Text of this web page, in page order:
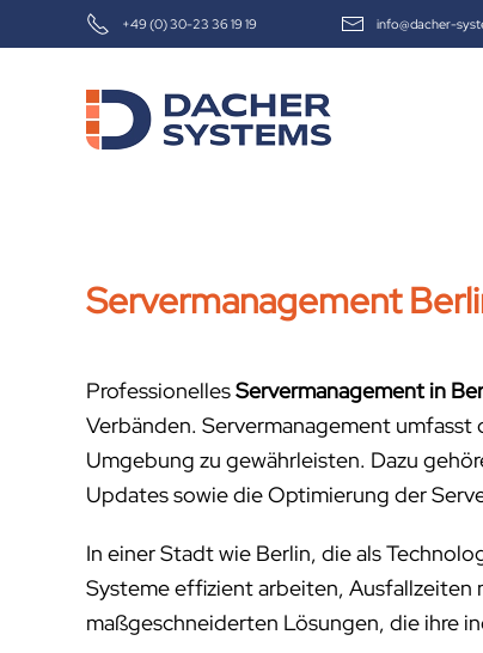
+49 (0) 30-23 36 19 19 info@dacher-
Servermanagement
ProfessionellesServermanagement in
Verbänden. Servermanagement
Umgebung zu gewährleisten. Dazu
Updates sowie die Optimierung der
In einer Stadt wie Berlin, die als
Systeme effizient arbeiten, Ausfallzeiten
maßgeschneiderten Lösungen, die ihre